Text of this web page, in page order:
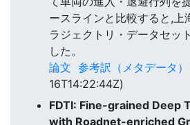
ースラインと比較すると,上
ラジェクトリ・データセッ
した。
論文 参考訳（メタデータ）
16T14:22:44Z)
FDTI: Fine-grained Deep
with Roadnet-enriched